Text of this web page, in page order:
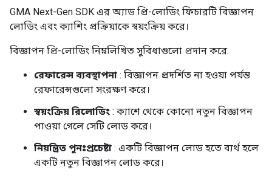
GMA Next-Gen SDK এর অ্যাড প্রি-লোডিং ফিচারটি বিজ্ঞাপন
লোডিং এবং ক্যাশিং প্রক্রিয়াকে স্বয়ংক্রিয় করে।
বিজ্ঞাপন প্রি-লোডিং নিম্নলিখিত সুবিধাগুলো প্রদান করে:
রেফারেন্স ব্যবস্থাপনা : বিজ্ঞাপন প্রদর্শিত না হওয়া পর্যন্ত
রেফারেন্সগুলো সংরক্ষণ করে।
স্বয়ংক্রিয় রিলোডিং : ক্যাশে থেকে কোনো নতুন বিজ্ঞাপন
পাওয়া গেলে সেটি লোড করে।
নিয়ন্ত্রিত পুনঃপ্রচেষ্টা : একটি বিজ্ঞাপন লোড হতে ব্যর্থ হলে
একটি নতুন বিজ্ঞাপন লোড করে।